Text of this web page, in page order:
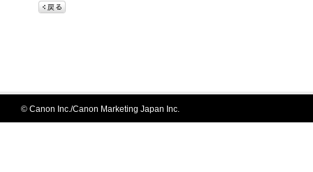
© Canon Inc./Canon Marketing Japan Inc.